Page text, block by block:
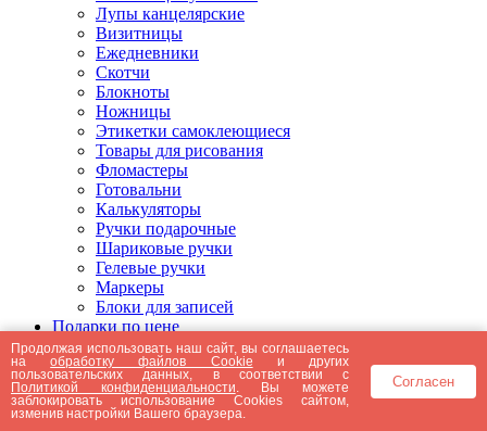
Лупы канцелярские
Визитницы
Ежедневники
Скотчи
Блокноты
Ножницы
Этикетки самоклеющиеся
Товары для рисования
Фломастеры
Готовальни
Калькуляторы
Ручки подарочные
Шариковые ручки
Гелевые ручки
Маркеры
Блоки для записей
Подарки по цене
Подарки от 5000 рублей
Подарки до 5000 рублей
Подарки до 3000 рублей
Подарки до 2000 рублей
Подарки до 1000 рублей
Продолжая использовать наш сайт, вы соглашаетесь
наобработку файлов Cookie и других
пользовательских данных, в соответствии с
Политикой конфиденциальности . Вы можете
заблокировать использование Cookies сайтом,
изменив настройки Вашего браузера.
Согласен